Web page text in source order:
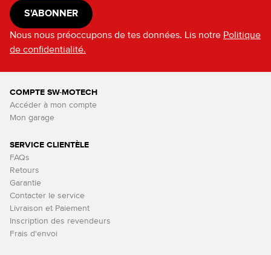
S'ABONNER
Nous nous préoccupons de tes données. Lis notre Politique
de confidentialité.
COMPTE SW-MOTECH
Accéder à mon compte
Mon garage
SERVICE CLIENTÈLE
FAQs
Retours
Garantie
Contacter le service
Livraison et Paiement
Inscription des revendeurs
Frais d'envoi